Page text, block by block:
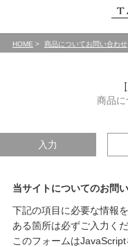
HOME 商品についてお問い合わせ
商品
入力
当サイトについてのお問
下記の項目に必要な情報
ある箇所は必ずご入力くだ
このフォームは